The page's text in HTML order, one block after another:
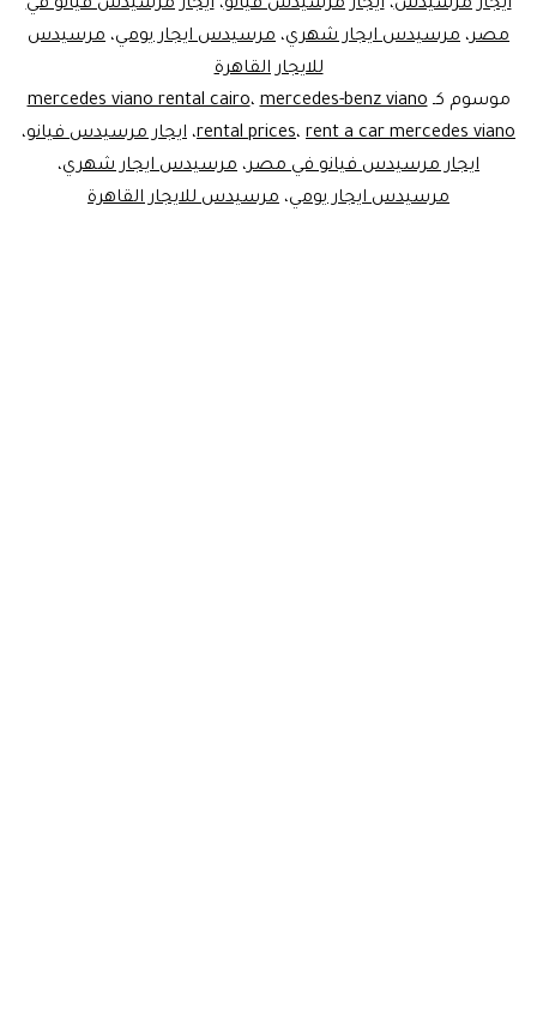
ايجار مرسيدس،ايجار مرسيدس فيانو،ايجار مرسيدس فيانو في
مصر، مرسيدس ايجار شهري، مرسيدس ايجار يومي، مرسيدس
للايجار القاهرة
موسوم كـ
mercedes viano rental cairo،mercedes-benz viano
rental prices، rent a car mercedes viano ، ايجار مرسيدس فيانو،
ايجار مرسيدس فيانو في مصر، مرسيدس ايجار شهري،
مرسيدس ايجار يومي، مرسيدس للايجار القاهرة